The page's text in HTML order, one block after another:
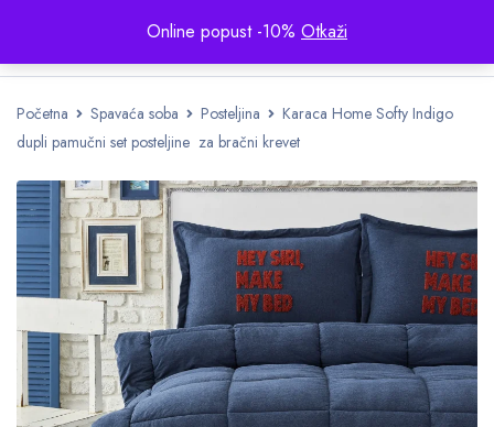
Online popust -10% Otkaži
Početna Spavaća soba Posteljina
Karaca Home Softy Indigo
dupli pamučni set posteljine za bračni krevet